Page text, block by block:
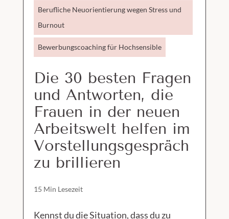
Berufliche Neuorientierung wegen Stress und
Burnout
Bewerbungscoaching für Hochsensible
Die 30 besten Fragen
und Antworten, die
Frauen in der neuen
Arbeitswelt helfen im
Vorstellungsgespräch
zu brillieren
15 Min Lesezeit
Kennst du die Situation, dass du zu